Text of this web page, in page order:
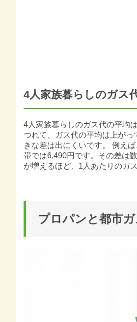
4人家族暮らしのガス
4人家族暮らしのガス代の平均
つれて、ガス代の平均は上が
きな差は出にくいです。 例え
帯では6,490円です。その差は
が増えるほど、1人あたりのガ
プロパンと都市